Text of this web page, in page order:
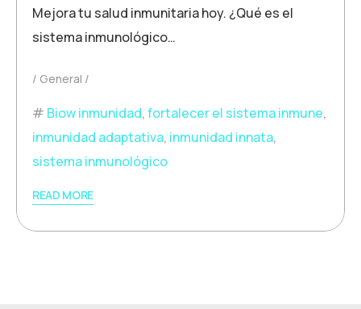
Mejora tu salud inmunitaria hoy. ¿Qué es el
sistema inmunológico…
General
Biow inmunidad,fortalecer el sistema inmune,
inmunidad adaptativa, inmunidad innata,
sistema inmunológico
READ MORE